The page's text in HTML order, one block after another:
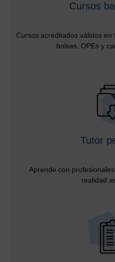
Cursos
Cursos acreditados válidos
bolsas, OPEs y
Tutor
Aprende con
realidad